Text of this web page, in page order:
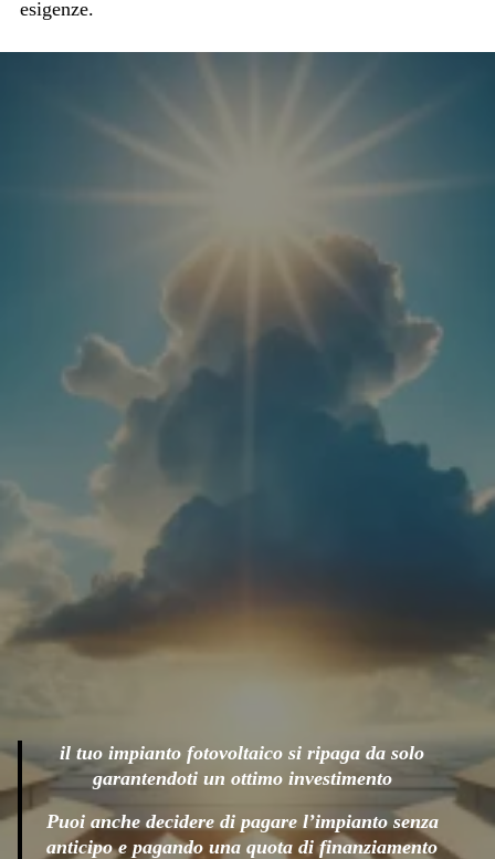
esigenze.
il tuo impianto fotovoltaico si ripaga da solo
garantendoti un ottimo investimento
Puoi anche decidere di pagare l’impianto senza
anticipo e pagando una quota di finanziamento